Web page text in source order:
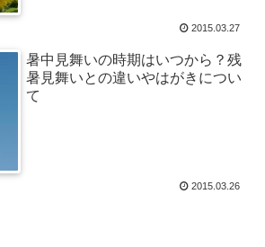
2015.03.27
暑中見舞いの時期はいつから？残
暑見舞いとの違いやはがきについ
て
2015.03.26